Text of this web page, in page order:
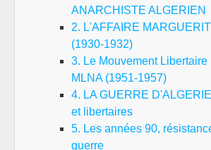
ANARCHISTE ALGERIEN
2. L'AFFAIRE
(1930-1932)
3. Le Mouvement Libertaire
MLNA (1951-1957)
4. LA GUERRE
et libertaires
5. Les années 90,
guerre